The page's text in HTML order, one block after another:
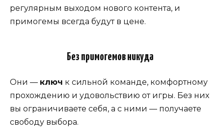
регулярным выходом нового контента, и
примогемы всегда будут в цене.
Без примогемов никуда
Они — ключ к сильной команде, комфортному
прохождению и удовольствию от игры. Без них
вы ограничиваете себя, а с ними — получаете
свободу выбора.